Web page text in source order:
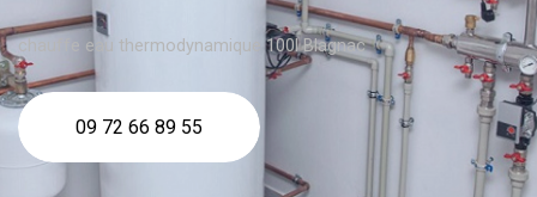
chauffe eau thermodynamique 100l Blagnac
09 72 66 89 55